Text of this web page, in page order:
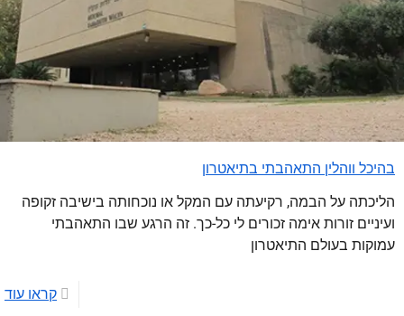
בהיכל ווהלין התאהבתי בתיאטרון
הליכתה על הבמה, רקיעתה עם המקל או נוכחותה בישיבה זקופה
ועיניים זורות אימה זכורים לי כל-כך. זה הרגע שבו התאהבתי
עמוקות בעולם התיאטרון
קראו עוד